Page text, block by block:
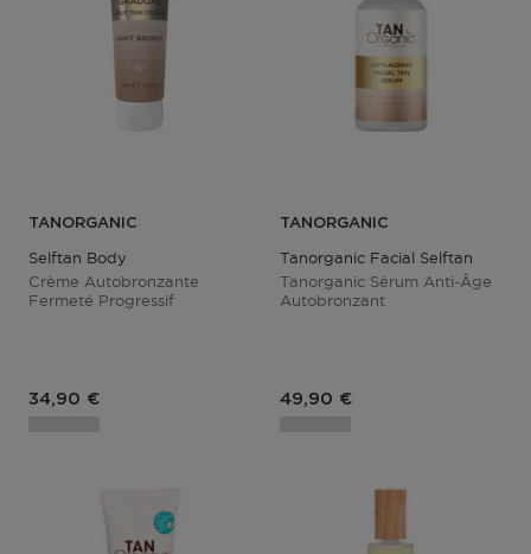
TANORGANIC
Selftan Body
Crème Autobronzante
Fermeté Progressif
Prix du produit
34,90 €
TANORGANIC
Tanorganic Facial Selftan
Tanorganic Sérum Anti-Âge
Autobronzant
Prix du produit
49,90 €